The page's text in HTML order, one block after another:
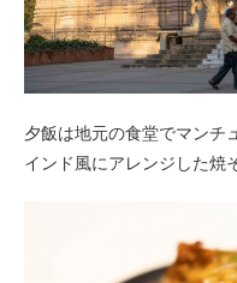
夕飯は地元の食堂でマンチ
インド風にアレンジした焼